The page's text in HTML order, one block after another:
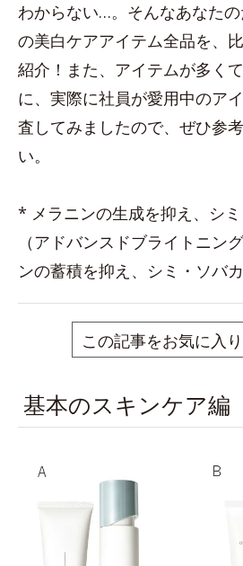
わからない…。そんなあなた
の美白ケアアイテム全品を、
紹介！また、アイテムが多く
に、実際に社員が愛用中のア
査してみましたので、ぜひ参
い。
* メラニンの生成を抑え、シ
（アドバンスドブライトニン
ンの蓄積を抑え、シミ・ソバカ
この記事をお気に入
基本のスキンケア編